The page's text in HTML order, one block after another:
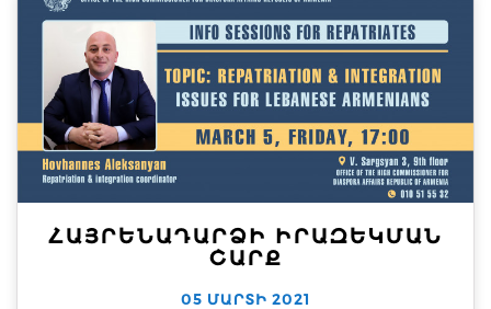
ՀԱՅՐԵՆԱԴԱՐՁԻ ԻՐԱԶԵԿՄԱՆ
ՇԱՐՔ
05 ՄԱՐՏԻ 2021